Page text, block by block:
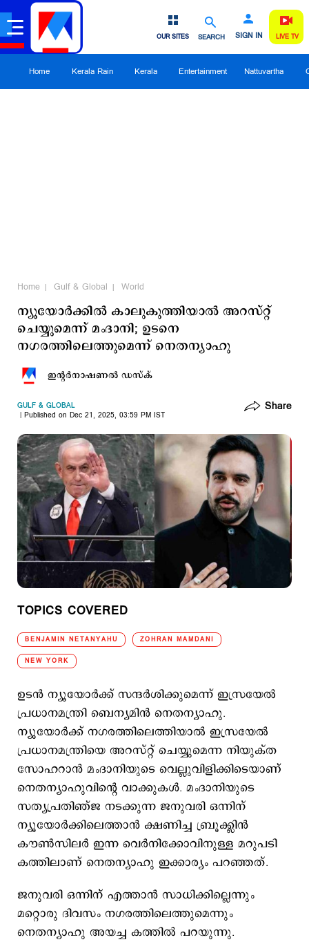
SEARCH SIGN IN
OUR SITES LIVE TV
Home Kerala Rain Kerala Entertainment Nattuvartha
Home Gulf & Global World
ന്യൂയോര്‍ക്കില്‍ കാലുകുത്തിയാല്‍ അറസ്റ്റ്
ചെയ്യുമെന്ന് മംദാനി; ഉടനെ
നഗരത്തിലെത്തുമെന്ന് നെതന്യാഹു
ഇന്‍റര്‍നാഷണല്‍ ഡസ്ക്
GULF & GLOBAL
Published on Dec 21, 2025, 03:59 PM IST
Share
TOPICS COVERED
BENJAMIN NETANYAHU ZOHRAN MAMDANI
NEW YORK
ഉടന്‍ ന്യൂയോര്‍ക്ക് സന്ദര്‍ശിക്കുമെന്ന് ഇസ്രയേല്‍
പ്രധാനമന്ത്രി ബെന്യമിന്‍ നെതന്യാഹു.
ന്യൂയോര്‍ക്ക് നഗരത്തിലെത്തിയാല്‍ ഇസ്രയേല്‍
പ്രധാനമന്ത്രിയെ അറസ്റ്റ് ചെയ്യുമെന്ന നിയുക്ത
സോഹറാൻ മംദാനിയുടെ വെല്ലുവിളിക്കിടെയാണ്
നെതന്യാഹുവിന്‍റെ വാക്കുകള്‍. മംദാനിയുടെ
സത്യപ്രതിഞ്ജ നടക്കുന്ന ജനുവരി ഒന്നിന്
ന്യൂയോര്‍ക്കിലെത്താന്‍ ക്ഷണിച്ച ബ്രൂക്ക്ലിൻ
കൗൺസിലർ ഇന്ന വെർനിക്കോവിനുള്ള മറുപടി
കത്തിലാണ് നെതന്യാഹു ഇക്കാര്യം പറഞ്ഞത്.
ജനുവരി ഒന്നിന് എത്താന്‍ സാധിക്കില്ലെന്നും
മറ്റൊരു ദിവസം നഗരത്തിലെത്തുമെന്നും
നെതന്യാഹു അയച്ച കത്തില്‍ പറയുന്നു.